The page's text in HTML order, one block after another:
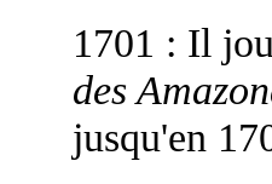
1701 : Il
des
jusqu'en